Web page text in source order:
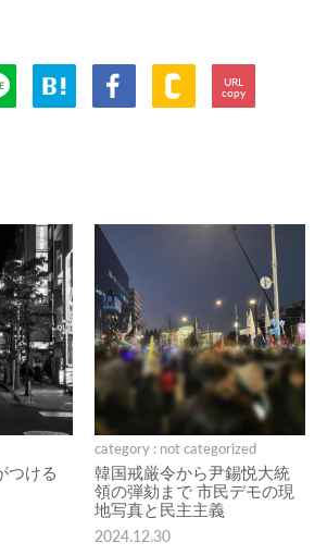
URL
copy
つける
category : not categorized
韓国戒厳令から尹錫悦大統
領の弾劾まで 市民デモの現
地写真と民主主義
2024.12.30